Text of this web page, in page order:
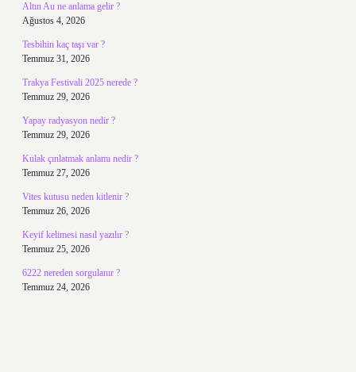
Altın Au ne anlama gelir ?
Ağustos 4, 2026
Tesbihin kaç taşı var ?
Temmuz 31, 2026
Trakya Festivali 2025 nerede ?
Temmuz 29, 2026
Yapay radyasyon nedir ?
Temmuz 29, 2026
Kulak çınlatmak anlamı nedir ?
Temmuz 27, 2026
Vites kutusu neden kitlenir ?
Temmuz 26, 2026
Keyif kelimesi nasıl yazılır ?
Temmuz 25, 2026
6222 nereden sorgulanır ?
Temmuz 24, 2026